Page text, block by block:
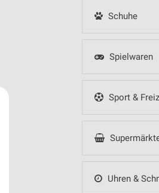
Schuhe
Spielwaren
Sport &
Uhren &